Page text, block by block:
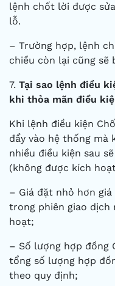
lệnh chốt lời được
lỗ.
– Trường hợp, lệnh
chiều còn lại cũng sẽ
7. Tại sao lệnh điều
khi thỏa mãn điều
Khi lệnh điều kiện
đẩy vào hệ thống mà
nhiều điều kiện sau
(không được kích
– Giá đặt nhỏ hơn
trong phiên giao dịch
hoạt;
– Số lượng hợp đồng
tổng số lượng hợp
theo quy định;